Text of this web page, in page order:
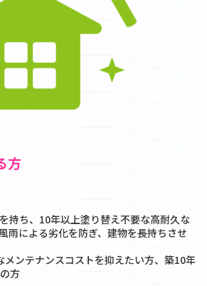
方
持ち、10年以上塗り替え不要な高耐久な
雨による劣化を防ぎ、建物を長持ちさせ
メンテナンスコストを抑えたい方、築10年
方